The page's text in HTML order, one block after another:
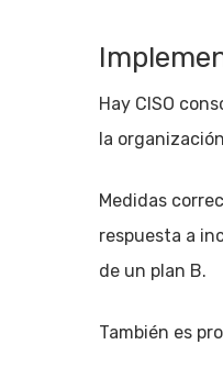
Hay CISO
la
Medidas
respuesta a
de un plan B.
También es